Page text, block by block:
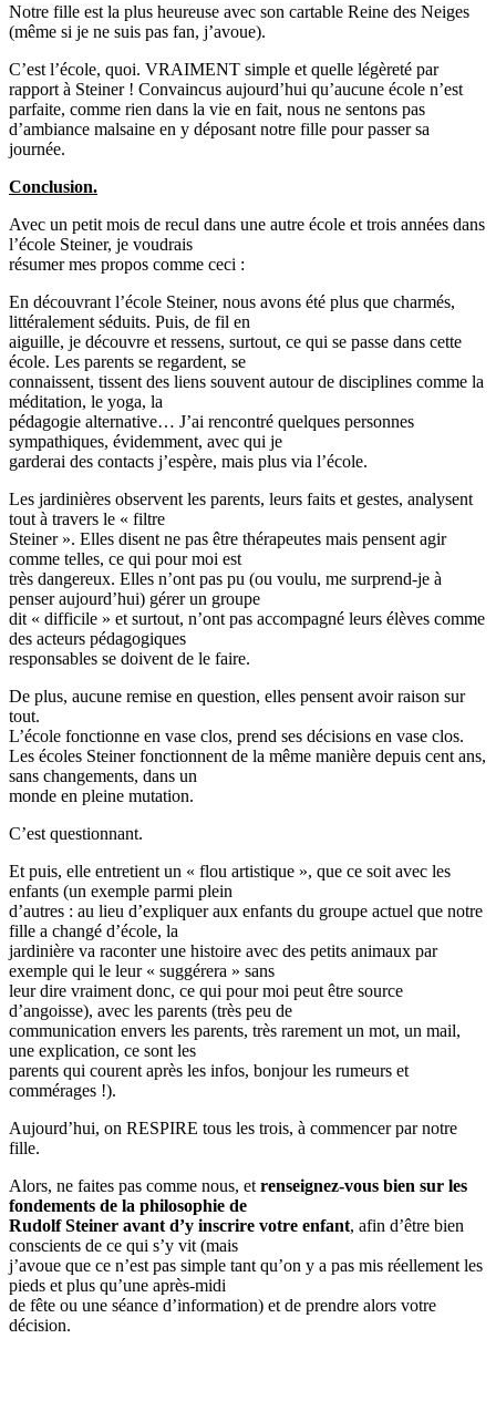
Notre fille est la plus heureuse avec son cartable Reine des Neiges
(même si je ne suis pas fan, j’avoue).
C’est l’école, quoi. VRAIMENT simple et quelle légèreté par
rapport à Steiner ! Convaincus aujourd’hui qu’aucune école n’est
parfaite, comme rien dans la vie en fait, nous ne sentons pas
d’ambiance malsaine en y déposant notre fille pour passer sa
journée.
Conclusion.
Avec un petit mois de recul dans une autre école et trois années dans
l’école Steiner, je voudrais
résumer mes propos comme ceci :
En découvrant l’école Steiner, nous avons été plus que charmés,
littéralement séduits. Puis, de fil en
aiguille, je découvre et ressens, surtout, ce qui se passe dans cette
école. Les parents se regardent, se
connaissent, tissent des liens souvent autour de disciplines comme la
méditation, le yoga, la
pédagogie alternative… J’ai rencontré quelques personnes
sympathiques, évidemment, avec qui je
garderai des contacts j’espère, mais plus via l’école.
Les jardinières observent les parents, leurs faits et gestes, analysent
tout à travers le « filtre
Steiner ». Elles disent ne pas être thérapeutes mais pensent agir
comme telles, ce qui pour moi est
très dangereux. Elles n’ont pas pu (ou voulu, me surprend-je à
penser aujourd’hui) gérer un groupe
dit « difficile » et surtout, n’ont pas accompagné leurs élèves comme
des acteurs pédagogiques
responsables se doivent de le faire.
De plus, aucune remise en question, elles pensent avoir raison sur
tout.
L’école fonctionne en vase clos, prend ses décisions en vase clos.
Les écoles Steiner fonctionnent de la même manière depuis cent ans,
sans changements, dans un
monde en pleine mutation.
C’est questionnant.
Et puis, elle entretient un « flou artistique », que ce soit avec les
enfants (un exemple parmi plein
d’autres : au lieu d’expliquer aux enfants du groupe actuel que notre
fille a changé d’école, la
jardinière va raconter une histoire avec des petits animaux par
exemple qui le leur « suggérera » sans
leur dire vraiment donc, ce qui pour moi peut être source
d’angoisse), avec les parents (très peu de
communication envers les parents, très rarement un mot, un mail,
une explication, ce sont les
parents qui courent après les infos, bonjour les rumeurs et
commérages !).
Aujourd’hui, on RESPIRE tous les trois, à commencer par notre
fille.
Alors, ne faites pas comme nous, et renseignez-vous bien sur les
fondements de la philosophie de
Rudolf Steiner avant d’y inscrire votre enfant, afin d’être bien
conscients de ce qui s’y vit (mais
j’avoue que ce n’est pas simple tant qu’on y a pas mis réellement les
pieds et plus qu’une après-midi
de fête ou une séance d’information) et de prendre alors votre
décision.